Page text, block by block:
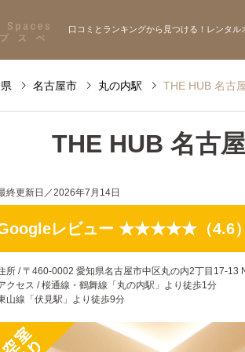
口コミとランキングから見つける！レンタル
名古屋市 丸の内駅 THE HUB 名古
THE HUB 名古
終更新日／2026年7月14日
レビュー ★★★★★（4.6
所 / 〒460-0002 愛知県名古屋市中区丸の内2丁目17-13
クセス / 桜通線・鶴舞線「丸の内駅」より徒歩1分
山線「伏見駅」より徒歩9分